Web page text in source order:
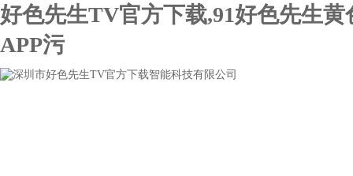
好色先生TV官方下载,91好色先生
APP污